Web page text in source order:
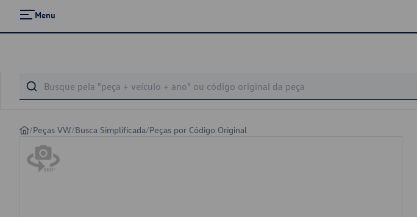
Menu
/Peças VW/Busca Simplificada/Peças por Código Original